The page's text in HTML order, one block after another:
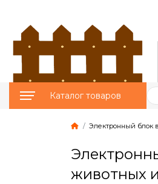
Каталог товаров
Птицеводство
Животноводство
Электронный блок
животных